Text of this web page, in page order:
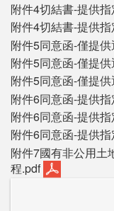
附件4切結書-提供
附件4切結書-提供
附件5同意函-僅提
附件5同意函-僅提
附件5同意函-僅提
附件6同意函-提供
附件6同意函-提供
附件6同意函-提供
附件7國有非公用土
程.pdf